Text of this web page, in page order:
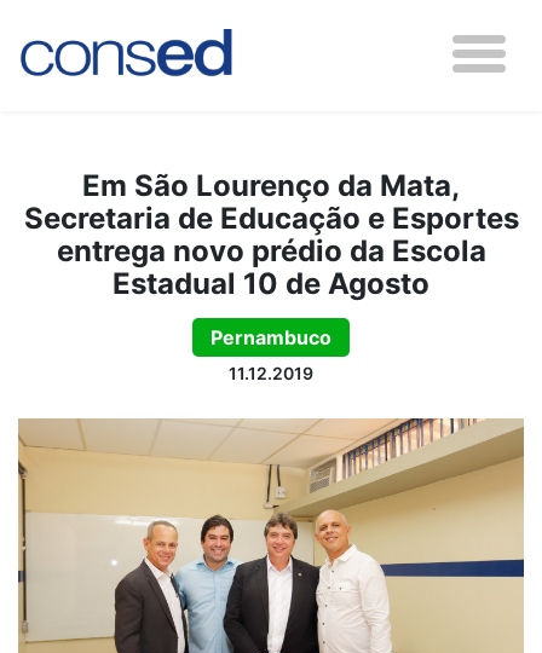
Em São Lourenço da Mata,
Secretaria de Educação e Esportes
entrega novo prédio da Escola
Estadual 10 de Agosto
Pernambuco
11.12.2019